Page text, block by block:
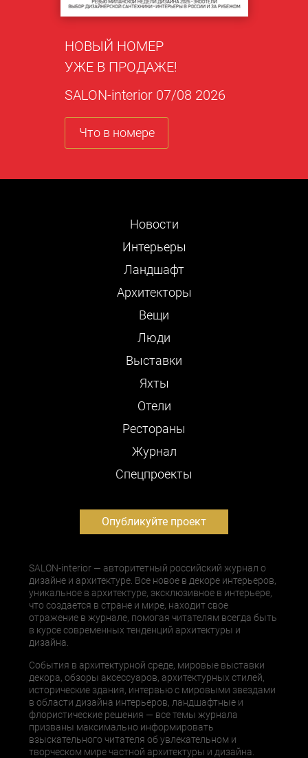
НОВЫЙ НОМЕР
УЖЕ В ПРОДАЖЕ!
SALON-interior 07/08 2026
Что в номере
Новости
Интерьеры
Ландшафт
Архитекторы
Вещи
Люди
Выставки
Яхты
Отели
Рестораны
Журнал
Cпецпроекты
Опубликуйте проект
SALON-interior — авторитетный российский журнал о
дизайне и архитектуре. Все новое в декоре интерьеров,
уникальное в архитектуре, эксклюзивное в интерьере,
что создается в стране и мире, находит свое
отражение в журнале, помогая читателям всегда быть
в курсе современных тенденций архитектуры и
дизайна.
События в архитектурной среде, мировые выставки
декора, обзоры аксессуаров, архитектурных стилей,
исторические здания, интервью с мировыми звездами
в области дизайна интерьеров, ландшафтные и
флористические решения — все темы журнала
призваны максимально информировать
взыскательного читателя об увлекательном и
творческом мире частной архитектуры и дизайна.